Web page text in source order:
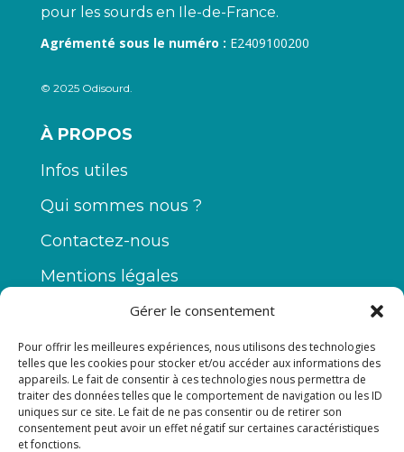
Gérer le consentement
Pour offrir les meilleures expériences, nous utilisons des technologies
telles que les cookies pour stocker et/ou accéder aux informations des
appareils. Le fait de consentir à ces technologies nous permettra de
traiter des données telles que le comportement de navigation ou les ID
uniques sur ce site. Le fait de ne pas consentir ou de retirer son
consentement peut avoir un effet négatif sur certaines caractéristiques
et fonctions.
pour les sourds en Ile-de-France.
Agrémenté sous le numéro : E2409100200
© 2025 Odisourd.
À PROPOS
Infos utiles
Qui sommes nous ?
Contactez-nous
Mentions légales
Conditions Générales de Vente
Conditions Générales d'Utilisation
Moyens de paiement